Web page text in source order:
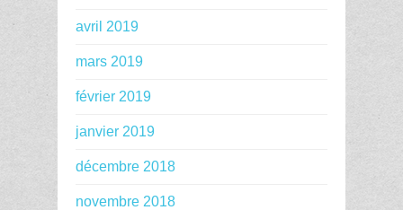
avril 2019
mars 2019
février 2019
janvier 2019
décembre 2018
novembre 2018